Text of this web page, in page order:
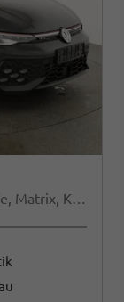
2.0 TSI 195 kW GTI VIII DSG, Navi, Side, Matrix, Kamera, Winter, 19-Zoll